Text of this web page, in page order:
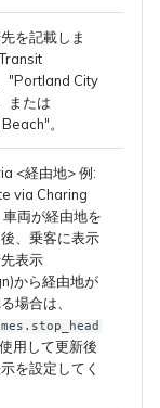
を記載しま
"Portland City
または
。
<経由地> 例:
via Charing
両が経由地を
、乗客に表示
表示
から経由地が
場合は、
用して更新後
を設定してく